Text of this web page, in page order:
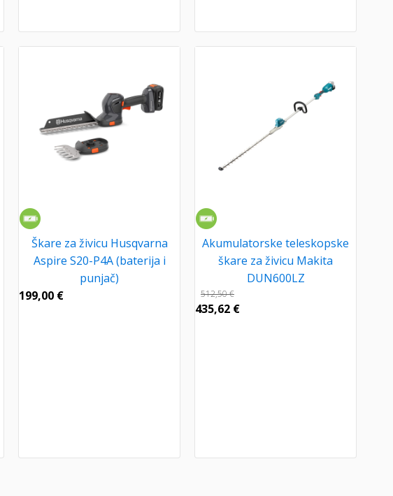
Škare za živicu Husqvarna
Aspire S20-P4A (baterija i
punjač)
199,00 €
Akumulatorske teleskopske
škare za živicu Makita
DUN600LZ
512,50€
435,62 €